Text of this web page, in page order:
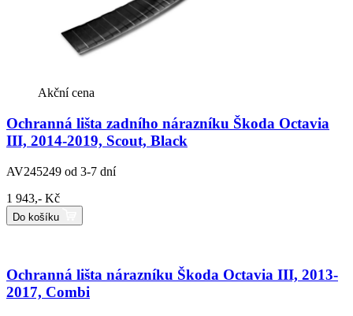
Akční cena
Ochranná lišta zadního nárazníku Škoda Octavia
III, 2014-2019, Scout, Black
AV245249 od 3-7 dní
1 943,- Kč
Do košíku
Ochranná lišta nárazníku Škoda Octavia III, 2013-
2017, Combi